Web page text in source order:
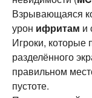
Взрывающаяся
урон ифритам и
Игроки, которые
разделённого
правильном
пустоте.